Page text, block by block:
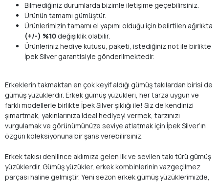
Bilmediğiniz durumlarda bizimle iletişime geçebilirsiniz.
Ürünün tamamı gümüştür.
Ürünlerimizin tamamı el yapımı olduğu için belirtilen ağırlıkta
(+/-) %10 değişiklik olabilir.
Ürünleriniz hediye kutusu, paketi, istediğiniz not ile birlikte
İpek Silver garantisiyle gönderilmektedir.
Erkeklerin takmaktan en çok keyif aldığı gümüş takılardan birisi de
gümüş yüzüklerdir. Erkek gümüş yüzükleri, her tarza uygun ve
farklı modellerle birlikte İpek Silver şıklığı ile! Siz de kendinizi
şımartmak, yakınlarınıza ideal hediyeyi vermek, tarzınızı
vurgulamak ve görünümünüze seviye atlatmak için İpek Silver’ın
özgün koleksiyonuna bir şans verebilirsiniz.
Erkek takısı denilince aklımıza gelen ilk ve sevilen takı türü gümüş
yüzüklerdir. Gümüş yüzükler, erkek kombinlerinin vazgeçilmez
parçası haline gelmiştir. Yeni sezon erkek gümüş yüzüklerimizde,